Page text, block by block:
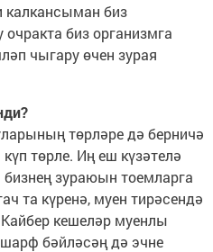
калкансыман биз
биз организмга
чыгару өчен зурая
төрләре дә берничә
төрле. Иң еш күзәтелә
зураюын тоемларга
та күренә, муен тирәсендә
кешеләр муенлы
бәйләсәң дә эчне